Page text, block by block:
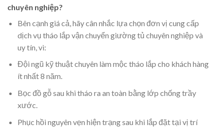
chuyên nghiệp?
Bên cạnh giá cả, hãy cân nhắc lựa chọn đơn vị cung cấp
dịch vụ tháo lắp vận chuyển giường tủ chuyên nghiệp và
uy tín, vì:
Đội ngũ kỹ thuật chuyên làm mộc tháo lắp cho khách hàng
ít nhất 8 năm.
Bọc đồ gỗ sau khi tháo ra an toàn bằng lớp chống trầy
xước.
Phục hồi nguyên vẹn hiện trạng sau khi lắp đặt tại vị trí